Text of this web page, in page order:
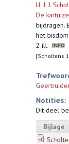
H. J. J.
De
bijdragen.
het
2 ill.
[Scholtens
Notities:
Dit deel
Bijlage